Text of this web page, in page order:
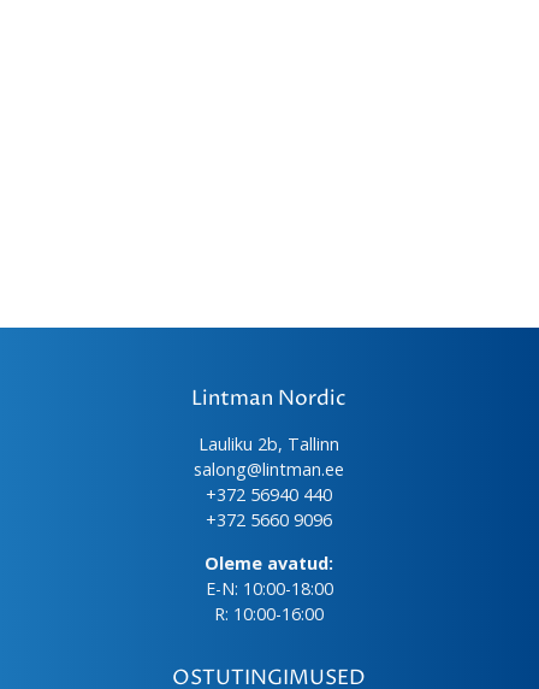
Lintman Nordic
Lauliku 2b, Tallinn
salong@lintman.ee
+372 56940 440
+372 5660 9096
Oleme avatud:
E-N: 10:00-18:00
R: 10:00-16:00
OSTUTINGIMUSED